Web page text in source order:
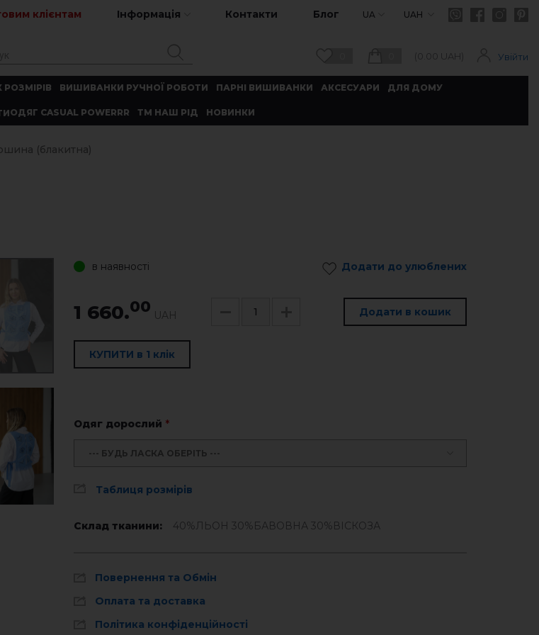
клієнтам Інформація Контакти Блог UA UAH
(0.00 UAH) Увійти
ВИШИВАНКИ РУЧНОЇ РОБОТИ ПАРНІ ВИШИВАНКИ АКСЕСУАРИ ДЛЯ ДОМУ
ОДЯГ CASUAL POWERRR ТМ НАШ РІД НОВИНКИ
(блакитна)
в наявності Додати до улюблених
1 660.00 UAH Додати в кошик
КУПИТИ в 1 клік
Одяг дорослий *
--- БУДЬ ЛАСКА ОБЕРІТЬ ---
Таблиця розмірів
Склад тканини: 40%ЛЬОН 30%БАВОВНА 30%ВІСКОЗА
Повернення та Обмін
Оплата та доставка
Політика конфіденційності